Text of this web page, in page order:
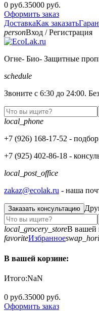
0 руб.35000 руб.
Оформить заказ
ДоставкаКак заказать
personВход /Регистрация
Огне- Био- Защитные
schedule
Звоните с 6:30 до 24:00.
local_phone
+7 (926) 168-17-52 - подбор
+7 (925) 402-86-18 -
local_post_office
zakaz@ecolak.ru - наша
Заказать консультацию
local_grocery_storeВ вашей
favoriteИзбранное
В вашей корзине:
Итого:NaN
0 руб.35000 руб.
Оформить заказ